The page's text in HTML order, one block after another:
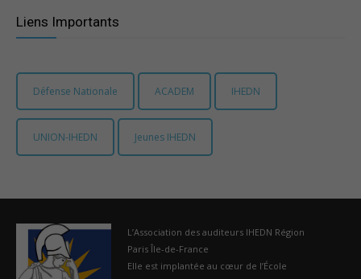
France
Liens Importants
Défense Nationale ACADEM IHEDN
UNION-IHEDN Jeunes IHEDN
L’Association des auditeurs IHEDN Région
Paris Île-de-France
Elle est implantée au cœur de l’École